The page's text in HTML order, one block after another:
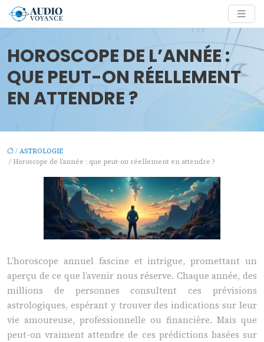
HOROSCOPE DE L’ANNÉE :
QUE PEUT-ON RÉELLEMENT
EN ATTENDRE ?
/ ASTROLOGIE
/ Horoscope de l’année : que peut-on réellement en attendre ?
L’horoscope annuel fascine et intrigue, promettant un
aperçu de ce que l’avenir nous réserve. Chaque année, des
millions de personnes consultent ces prévisions
astrologiques, espérant y trouver des indications sur leur
vie amoureuse, professionnelle ou financière. Mais que
peut-on vraiment attendre de ces prédictions basées sur